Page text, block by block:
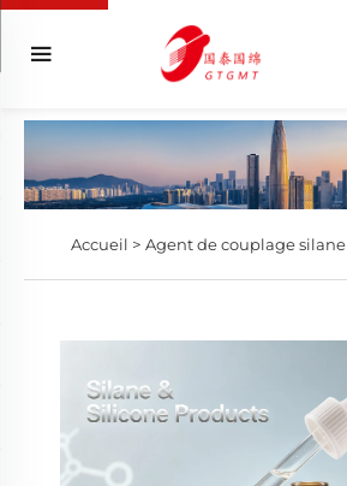
Accueil > Agent de couplage silane